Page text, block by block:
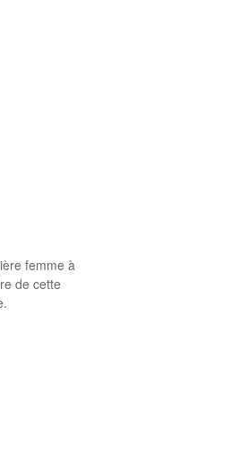
femme à
de cette